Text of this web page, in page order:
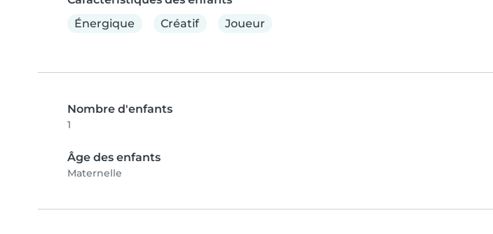
Énergique
Créatif Joueur
Nombre d'enfants
1
Âge des enfants
Maternelle